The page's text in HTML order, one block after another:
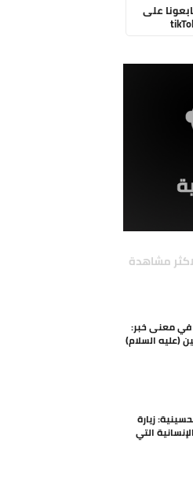
على
مشاهدة
في معنى خبر:
(عليه السلام)
زيارة
التي